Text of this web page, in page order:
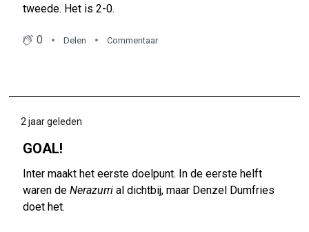
tweede. Het is 2-0.
0 Delen Commentaar
2 jaar geleden
GOAL!
Inter maakt het eerste doelpunt. In de eerste helft
waren de Nerazurri al dichtbij, maar Denzel Dumfries
doet het.